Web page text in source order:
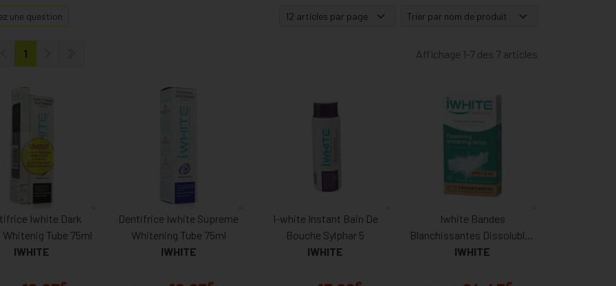
une question
Affichage 1-7 des 7 articles
1
Iwhite Dark
Tube 75ml
IWHITE
Dentifrice Iwhite Supreme
Whitening Tube 75ml
IWHITE
I-white Instant Bain De
Bouche Sylphar 5
IWHITE
Iwhite Bandes
Blanchissantes Dissolubles
28
IWHITE